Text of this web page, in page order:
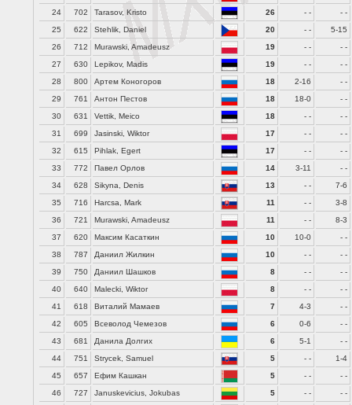
24
702 Tarasov, Kristo 26 - -
- -
25
622 Stehlik, Daniel 20 - -
5-15
26
712 Murawski, Amadeusz 19 - -
- -
27
630 Lepikov, Madis 19 - -
- -
28
800 Артем Коногоров 18 2-16
- -
29
761 Антон Пестов 18 18-0
- -
30
631 Vettik, Meico 18 - -
- -
31
699 Jasinski, Wiktor 17 - -
- -
32
615 Pihlak, Egert 17 - -
- -
33
772 Павел Орлов 14 3-11
- -
34
628 Sikyna, Denis 13 - -
7-6
35
716 Harcsa, Mark 11 - -
3-8
36
721 Murawski, Amadeusz 11 - -
8-3
37
620 Максим Касаткин 10 10-0
- -
38
787 Даниил Жилкин 10 - -
- -
39
750 Даниил Шашков 8 - -
- -
40
640 Malecki, Wiktor 8 - -
- -
41
618 Виталий Мамаев 7 4-3
- -
42
605 Всеволод Чемезов 6 0-6
- -
43
681 Данила Долгих 6 5-1
- -
44
751 Strycek, Samuel 5 - -
1-4
45
657 Ефим Кашкан 5 - -
- -
46
727 Januskevicius, Jokubas 5 - -
- -